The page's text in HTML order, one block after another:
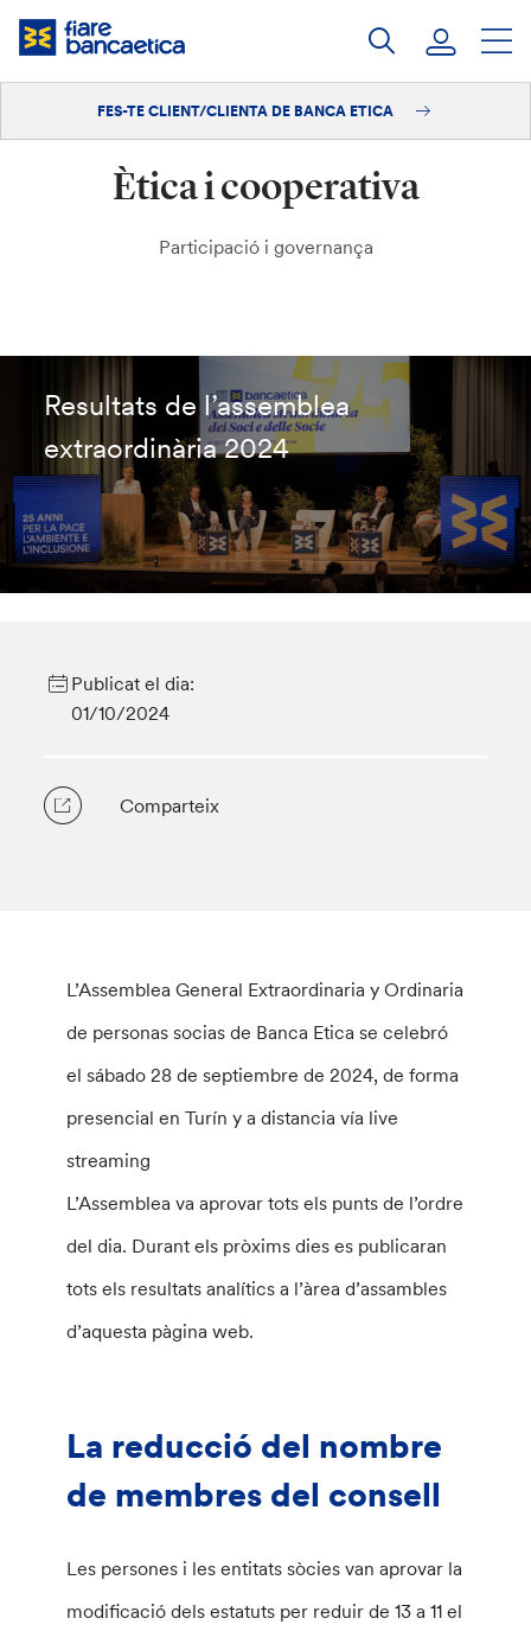
Salta
Iniciar sessió
Fes-te'n client/clienta
FES-TE CLIENT/CLIENTA DE BANCA ETICA
Ètica i cooperativa
Participació i governança
Resultats de l’assemblea
extraordinària 2024
Publicat el dia:
01/10/2024
Comparteix
L’Assemblea General Extraordinaria y Ordinaria
de personas socias de Banca Etica se celebró
el sábado 28 de septiembre de 2024, de forma
presencial en Turín y a distancia vía live
streaming
L’Assemblea va aprovar tots els punts de l’ordre
del dia. Durant els pròxims dies es publicaran
tots els resultats analítics a l’àrea d’assambles
d’aquesta pàgina web.
La reducció del nombre
de membres del consell
Les persones i les entitats sòcies van aprovar la
modificació dels estatuts per reduir de 13 a 11 el